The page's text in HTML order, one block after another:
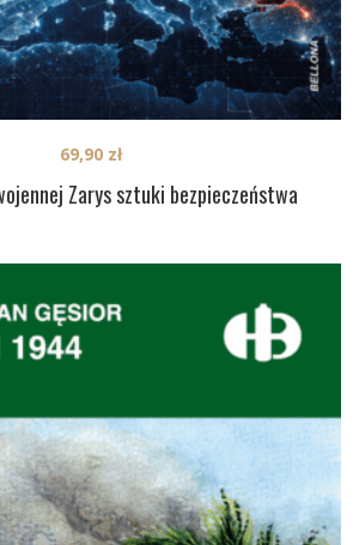
Zarys sztuki bezpieczeństwa
69,90 zł